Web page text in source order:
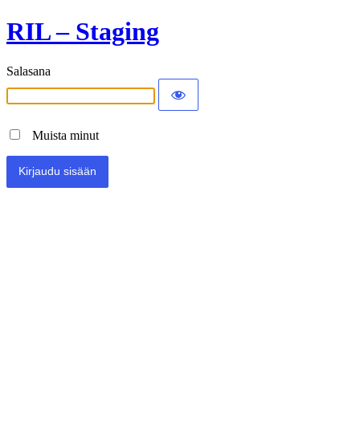
RIL – Staging
Salasana
Muista minut